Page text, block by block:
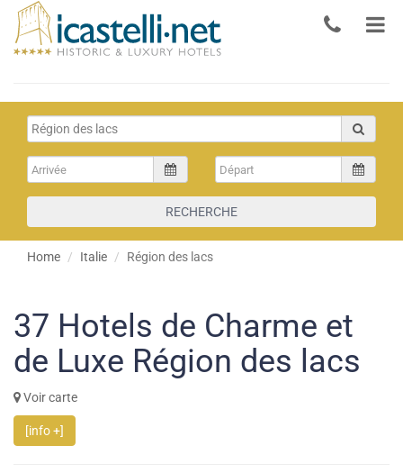
RECHERCHE
Home Italie Région des lacs
37 Hotels de Charme et
de Luxe Région des lacs
Voir carte
[info +]